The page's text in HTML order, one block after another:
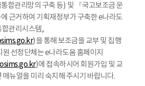
합관리망의 구축 등) 및 『국고보조금 운
근거하여 기획재정부가 구축한 e나라도
관리시스템,
)을 통해 보조금을 교부 및 집행
원 선정단체는 e나라도움 홈페이지
)에 접속하시어 회원가입 및 교
매뉴얼을 미리 숙지해 주시기 바랍니다.